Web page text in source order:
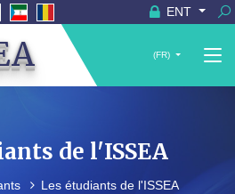
ENT
(FR)
de l'ISSEA
Les étudiants de l'ISSEA